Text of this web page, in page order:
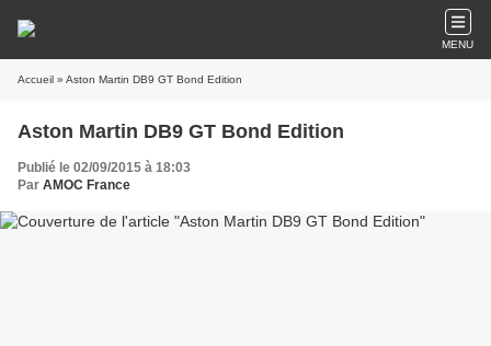
MENU
Accueil » Aston Martin DB9 GT Bond Edition
Aston Martin DB9 GT Bond Edition
Publié le 02/09/2015 à 18:03
Par AMOC France